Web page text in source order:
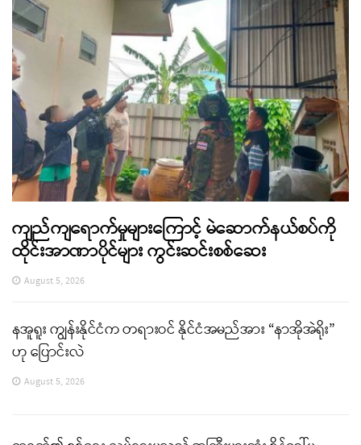
ကျည်ကျရောက်မှုများကြောင့် မဲဆောက်နယ်စပ်ကို
ထိုင်းအာဏာပိုင်များ ကွင်းဆင်းစစ်ဆေး
August 5, 2026
နအူရူး ကျွန်းနိုင်ငံက တရားဝင် နိုင်ငံအမည်အား “နာအိုအဲရိုး”
ဟု ပြောင်းလဲ
August 5, 2026